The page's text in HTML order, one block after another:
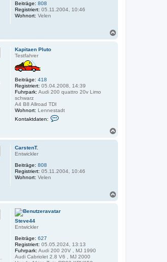
Beiträge: 808
Registriert: 05.11.2004, 10:46
Wohnort: Velen
Kapitaen Pluto
Testfahrer
Beiträge: 418
Registriert: 05.04.2008, 14:39
Fuhrpark: Audi 200 quattro 20v Limo
schwarz
A4 B8 Allroad TDI
Wohnort: Lennestadt
Kontaktdaten:
a
t
n
e
n
P
CarstenT.
Entwickler
Beiträge: 808
Registriert: 05.11.2004, 10:46
Wohnort: Velen
Steve44
Entwickler
Beiträge: 627
Registriert: 05.05.2024, 13:13
Fuhrpark: Audi 200 20V , MJ 1990
Audi Cabriolet 2.8 V6 , MJ 2000